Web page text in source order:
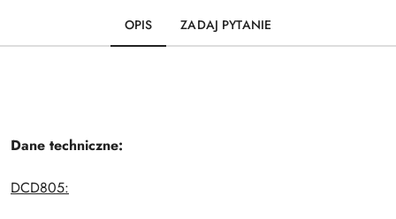
OPIS ZADAJ PYTANIE
Dane techniczne:
DCD805: